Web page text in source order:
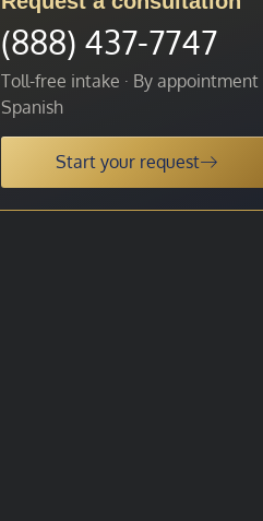
(888) 437-7747
Toll-free intake · By appointment
Spanish
Start your request